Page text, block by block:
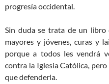
progresía occidental.
Sin duda se trata de un libro
mayores y jóvenes, curas y
porque a todos les vendrá
contra la Iglesia Católica,
que defenderla.